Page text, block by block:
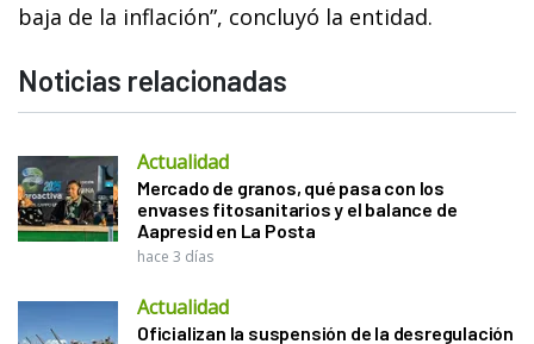
baja de la inflación”, concluyó la entidad.
Noticias relacionadas
Actualidad
Mercado de granos, qué pasa con los
envases fitosanitarios y el balance de
Aapresid en La Posta
hace 3 días
Actualidad
Oficializan la suspensión de la desregulación